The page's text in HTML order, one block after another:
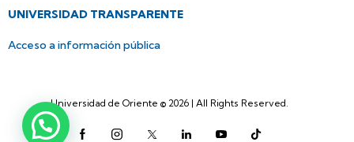
UNIVERSIDAD TRANSPARENTE
Acceso a información pública
Universidad de Oriente © 2026 | All Rights Reserved.